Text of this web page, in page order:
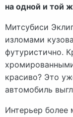
на одной и той
Митсубиси
изломами
футуристично.
красиво? Это
автомобиль
Интерьер более